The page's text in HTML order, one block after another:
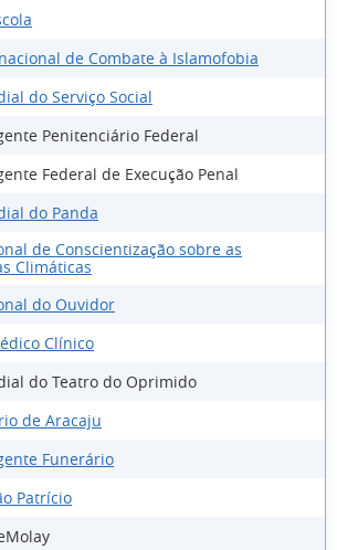
de Combate à Islamofobia
do Serviço Social
Penitenciário Federal
Federal de Execução Penal
do Panda
de Conscientização sobre as
Climáticas
do Ouvidor
Clínico
do Teatro do Oprimido
de Aracaju
Funerário
Patrício